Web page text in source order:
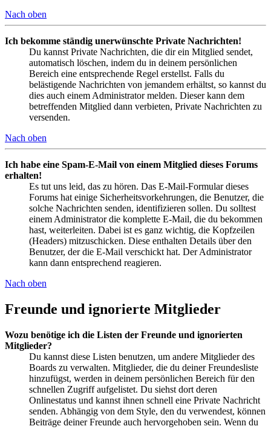
Nach oben
Ich bekomme ständig unerwünschte Private Nachrichten!
Du kannst Private Nachrichten, die dir ein Mitglied sendet,
automatisch löschen, indem du in deinem persönlichen
Bereich eine entsprechende Regel erstellst. Falls du
belästigende Nachrichten von jemandem erhältst, so kannst du
dies auch einem Administrator melden. Dieser kann dem
betreffenden Mitglied dann verbieten, Private Nachrichten zu
versenden.
Nach oben
Ich habe eine Spam-E-Mail von einem Mitglied dieses Forums
erhalten!
Es tut uns leid, das zu hören. Das E-Mail-Formular dieses
Forums hat einige Sicherheitsvorkehrungen, die Benutzer, die
solche Nachrichten senden, identifizieren sollen. Du solltest
einem Administrator die komplette E-Mail, die du bekommen
hast, weiterleiten. Dabei ist es ganz wichtig, die Kopfzeilen
(Headers) mitzuschicken. Diese enthalten Details über den
Benutzer, der die E-Mail verschickt hat. Der Administrator
kann dann entsprechend reagieren.
Nach oben
Freunde und ignorierte Mitglieder
Wozu benötige ich die Listen der Freunde und ignorierten
Mitglieder?
Du kannst diese Listen benutzen, um andere Mitglieder des
Boards zu verwalten. Mitglieder, die du deiner Freundesliste
hinzufügst, werden in deinem persönlichen Bereich für den
schnellen Zugriff aufgelistet. Du siehst dort deren
Onlinestatus und kannst ihnen schnell eine Private Nachricht
senden. Abhängig von dem Style, den du verwendest, können
Beiträge deiner Freunde auch hervorgehoben sein. Wenn du